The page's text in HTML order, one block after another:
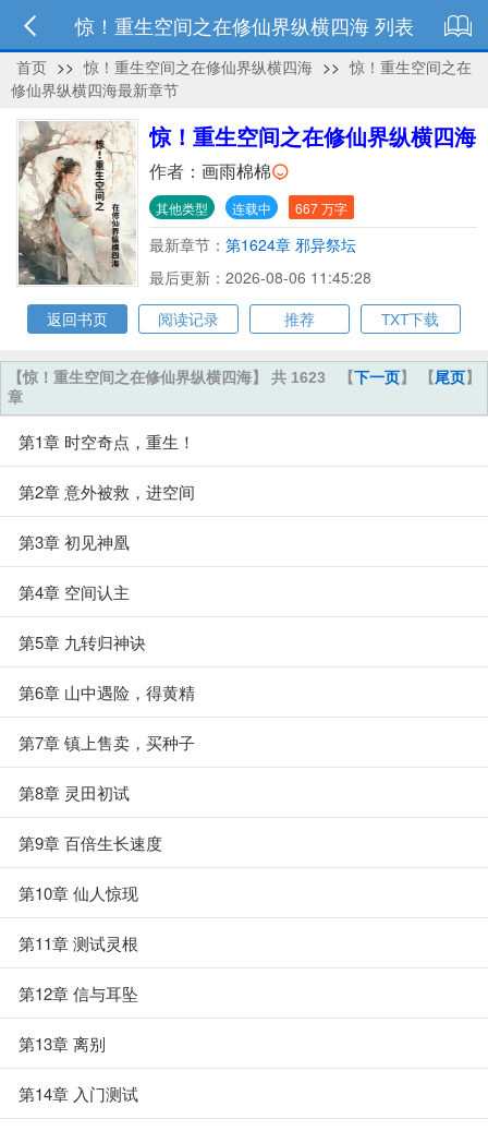
惊！重生空间之在修仙界纵横四海 列表
首页 >> 惊！重生空间之在修仙界纵横四海 >> 惊！重生空间之在
修仙界纵横四海最新章节
惊！重生空间之在修仙界纵横四海
作者： 画雨棉棉
其他类型 连载中 667 万字
最新章节： 第1624章 邪异祭坛
最后更新：2026-08-06 11:45:28
返回书页
阅读记录 推荐 TXT下载
【下一页】 【尾页】
【惊！重生空间之在修仙界纵横四海】 共 1623
章
第1章 时空奇点，重生！
第2章 意外被救，进空间
第3章 初见神凰
第4章 空间认主
第5章 九转归神诀
第6章 山中遇险，得黄精
第7章 镇上售卖，买种子
第8章 灵田初试
第9章 百倍生长速度
第10章 仙人惊现
第11章 测试灵根
第12章 信与耳坠
第13章 离别
第14章 入门测试